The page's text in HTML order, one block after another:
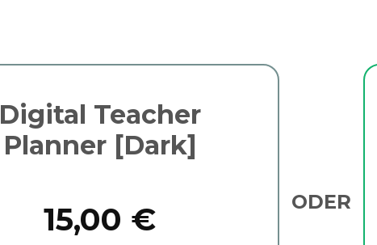
Digital Teacher
Planner [Dark]
15,00 € ODER